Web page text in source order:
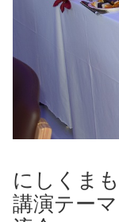
にしくま
講演テー